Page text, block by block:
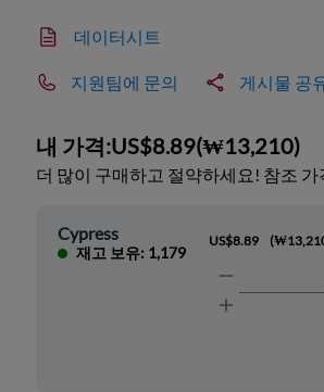
데이터시트
지원팀에 문의 게시물 공
내 가격:US$8.89(₩13,210)
더 많이 구매하고 절약하세요! 참조 가
Cypress
재고 보유: 1,179
US$8.89 (